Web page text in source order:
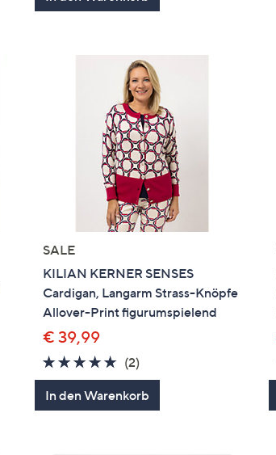
SALE
KILIAN KERNER SENSES
Cardigan, Langarm Strass-Knöpfe
Allover-Print figurumspielend
€ 39,99
5.0
von
5
(2)
Bewertungen
In den Warenkorb